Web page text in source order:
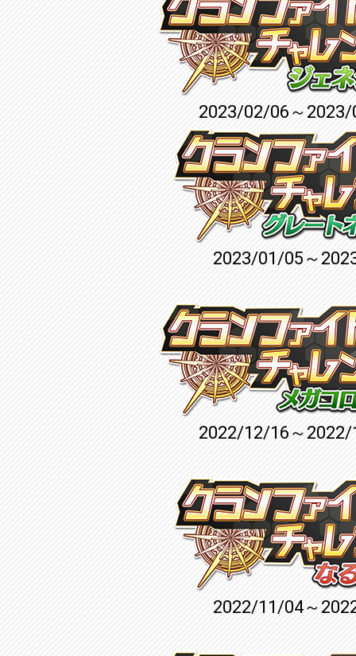
2023/02/06～
2023/01/05～
2022/12/16～
2022/11/04～